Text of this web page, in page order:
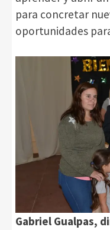
para concretar
oportunidades
Gabriel Gualpas,